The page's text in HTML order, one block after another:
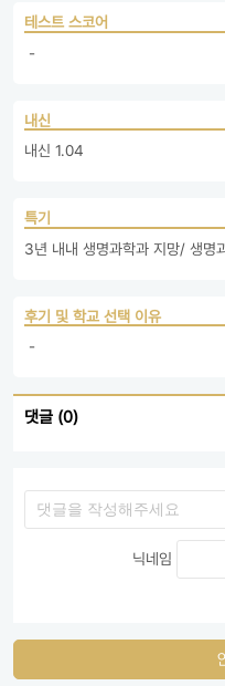
테스트 스코어
-
내신
내신 1.04
특기
3년 내내 생명과학과 지망/ 생명
후기 및 학교 선택 이유
-
댓글 (0)
닉네임